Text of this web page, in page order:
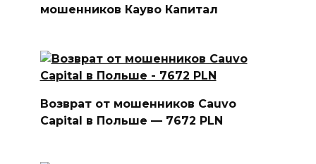
мошенников Кауво Капитал
Возврат от мошенников Cauvo
Capital в Польше — 7672 PLN